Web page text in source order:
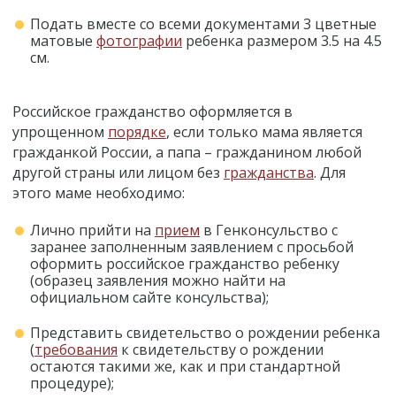
Подать вместе со всеми документами 3 цветные
матовые фотографии ребенка размером 3.5 на 4.5
см.
Российское гражданство оформляется в
упрощенном порядке, если только мама является
гражданкой России, а папа – гражданином любой
другой страны или лицом без гражданства. Для
этого маме необходимо:
Лично прийти на прием в Генконсульство с
заранее заполненным заявлением с просьбой
оформить российское гражданство ребенку
(образец заявления можно найти на
официальном сайте консульства);
Представить свидетельство о рождении ребенка
(требования к свидетельству о рождении
остаются такими же, как и при стандартной
процедуре);